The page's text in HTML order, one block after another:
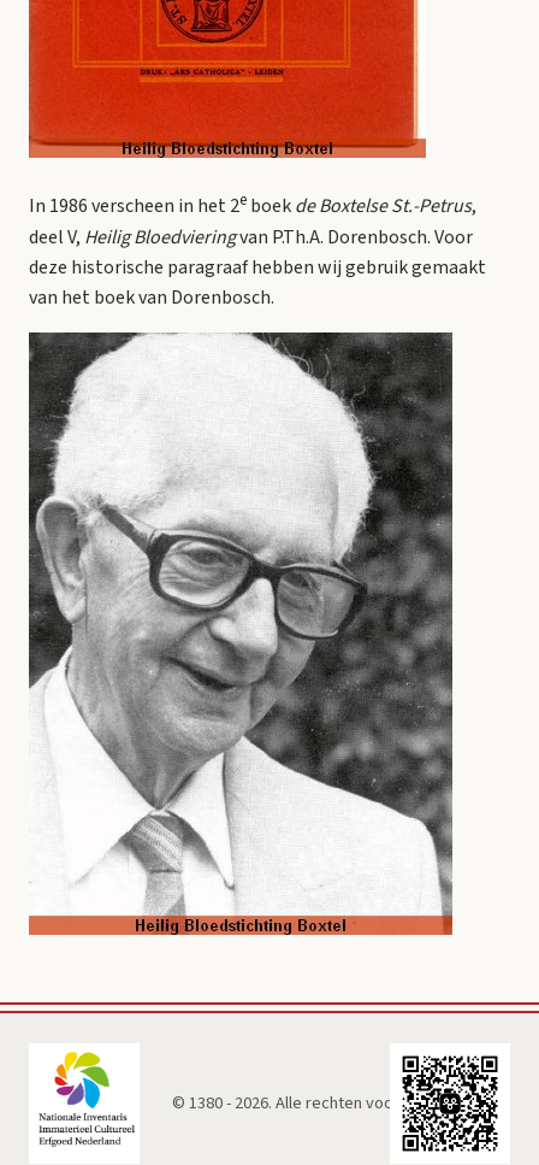
In 1986 verscheen in het 2e boekde Boxtelse St.-Petrus,
deel V, Heilig Bloedvieringvan P.Th.A. Dorenbosch. Voor
deze historische paragraaf hebben wij gebruik gemaakt
van het boek van Dorenbosch.
© 1380 - 2026. Alle rechten voorbehouden.